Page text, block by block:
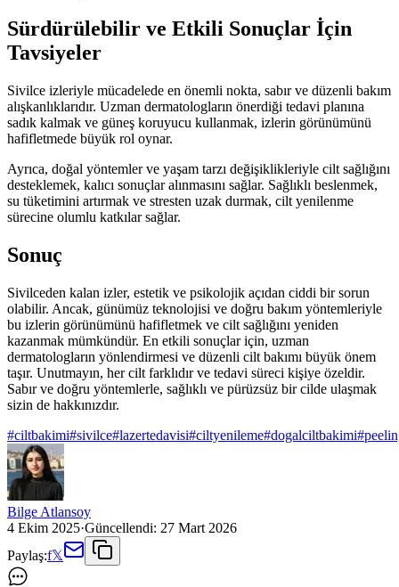
Sürdürülebilir ve Etkili Sonuçlar İçin
Tavsiyeler
Sivilce izleriyle mücadelede en önemli nokta, sabır ve düzenli bakım
alışkanlıklarıdır. Uzman dermatologların önerdiği tedavi planına
sadık kalmak ve güneş koruyucu kullanmak, izlerin görünümünü
hafifletmede büyük rol oynar.
Ayrıca, doğal yöntemler ve yaşam tarzı değişiklikleriyle cilt sağlığını
desteklemek, kalıcı sonuçlar alınmasını sağlar. Sağlıklı beslenmek,
su tüketimini artırmak ve stresten uzak durmak, cilt yenilenme
sürecine olumlu katkılar sağlar.
Sonuç
Sivilceden kalan izler, estetik ve psikolojik açıdan ciddi bir sorun
olabilir. Ancak, günümüz teknolojisi ve doğru bakım yöntemleriyle
bu izlerin görünümünü hafifletmek ve cilt sağlığını yeniden
kazanmak mümkündür. En etkili sonuçlar için, uzman
dermatologların yönlendirmesi ve düzenli cilt bakımı büyük önem
taşır. Unutmayın, her cilt farklıdır ve tedavi süreci kişiye özeldir.
Sabır ve doğru yöntemlerle, sağlıklı ve pürüzsüz bir cilde ulaşmak
sizin de hakkınızdır.
#ciltbakimi#sivilce#lazertedavisi#ciltyenileme#dogalciltbakimi#
Bilge Atlansoy
4 Ekim 2025·Güncellendi: 27 Mart 2026
Paylaş:f𝕏